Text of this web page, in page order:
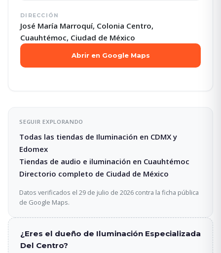
DIRECCIÓN
José María Marroquí, Colonia Centro,
Cuauhtémoc, Ciudad de México
Abrir en Google Maps
SEGUIR EXPLORANDO
Todas las tiendas de Iluminación en CDMX y
Edomex
Tiendas de audio e iluminación en Cuauhtémoc
Directorio completo de Ciudad de México
Datos verificados el 29 de julio de 2026 contra la ficha pública
de Google Maps.
¿Eres el dueño de Iluminación Especializada
Del Centro?